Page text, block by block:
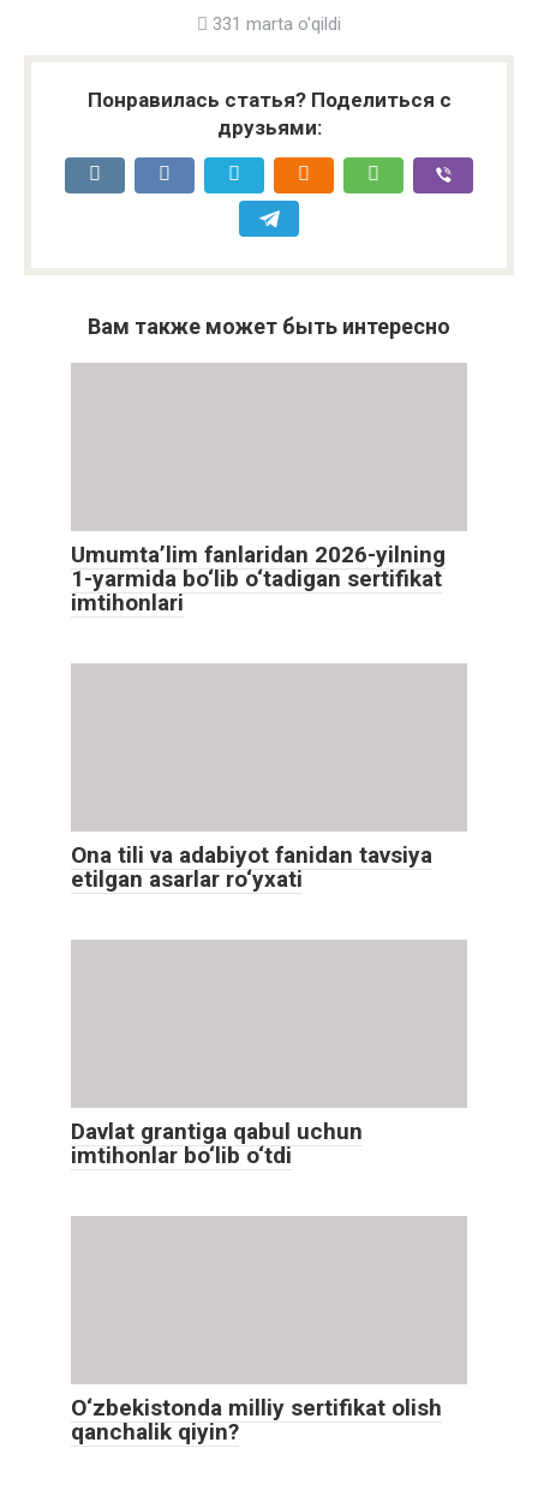
331 marta o'qildi
Понравилась статья? Поделиться с
друзьями:
Вам также может быть интересно
Umumta’lim fanlaridan 2026-yilning
1-yarmida bo‘lib o‘tadigan sertifikat
imtihonlari
Ona tili va adabiyot fanidan tavsiya
etilgan asarlar ro‘yxati
Davlat grantiga qabul uchun
imtihonlar bo‘lib o‘tdi
O‘zbekistonda milliy sertifikat olish
qanchalik qiyin?